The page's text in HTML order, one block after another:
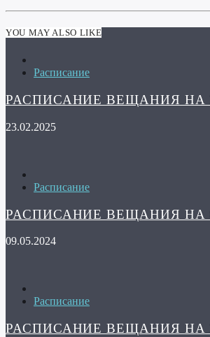
YOU MAY ALSO LIKE
Расписание
РАСПИСАНИЕ ВЕЩАНИЯ НА
23.02.2025
Расписание
РАСПИСАНИЕ ВЕЩАНИЯ НА
09.05.2024
Расписание
РАСПИСАНИЕ ВЕЩАНИЯ НА